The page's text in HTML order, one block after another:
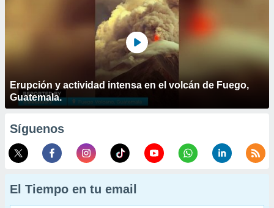
Erupción y actividad intensa en el volcán de Fuego,
Guatemala.
Síguenos
El Tiempo en tu email